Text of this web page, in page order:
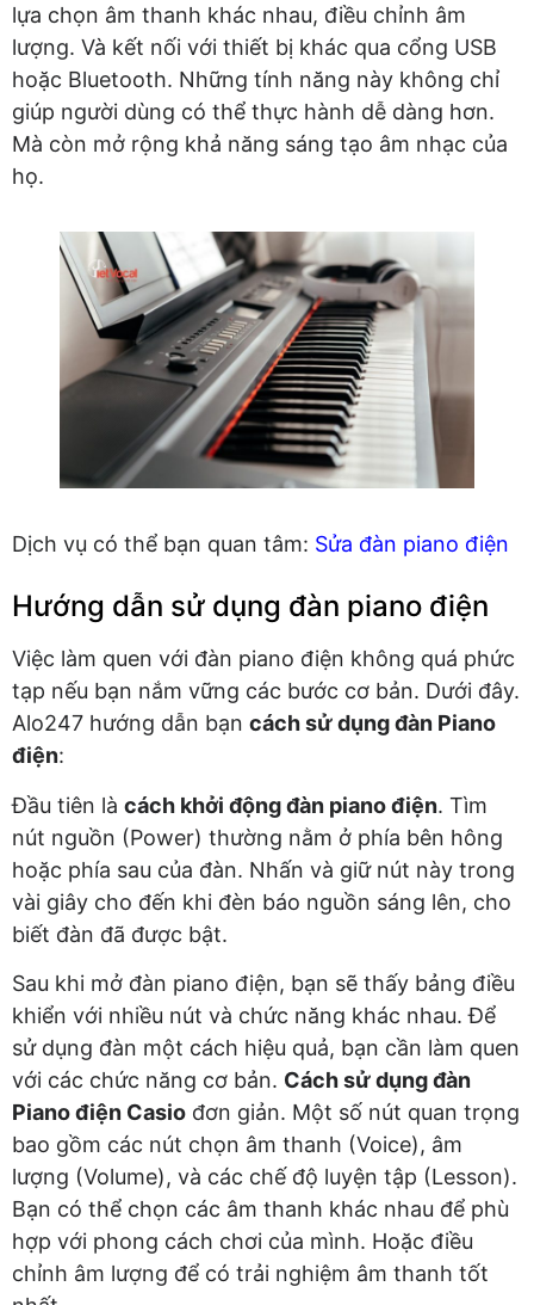
lựa chọn âm thanh khác nhau, điều chỉnh âm
lượng. Và kết nối với thiết bị khác qua cổng USB
hoặc Bluetooth. Những tính năng này không chỉ
giúp người dùng có thể thực hành dễ dàng hơn.
Mà còn mở rộng khả năng sáng tạo âm nhạc của
họ.
Dịch vụ có thể bạn quan tâm: Sửa đàn piano điện
Hướng dẫn sử dụng đàn piano điện
Việc làm quen với đàn piano điện không quá phức
tạp nếu bạn nắm vững các bước cơ bản. Dưới đây.
Alo247 hướng dẫn bạn cách sử dụng đàn Piano
điện:
Đầu tiên là cách khởi động đàn piano điện. Tìm
nút nguồn (Power) thường nằm ở phía bên hông
hoặc phía sau của đàn. Nhấn và giữ nút này trong
vài giây cho đến khi đèn báo nguồn sáng lên, cho
biết đàn đã được bật.
Sau khi mở đàn piano điện, bạn sẽ thấy bảng điều
khiển với nhiều nút và chức năng khác nhau. Để
sử dụng đàn một cách hiệu quả, bạn cần làm quen
với các chức năng cơ bản. Cách sử dụng đàn
Piano điện Casio đơn giản. Một số nút quan trọng
bao gồm các nút chọn âm thanh (Voice), âm
lượng (Volume), và các chế độ luyện tập (Lesson).
Bạn có thể chọn các âm thanh khác nhau để phù
hợp với phong cách chơi của mình. Hoặc điều
chỉnh âm lượng để có trải nghiệm âm thanh tốt